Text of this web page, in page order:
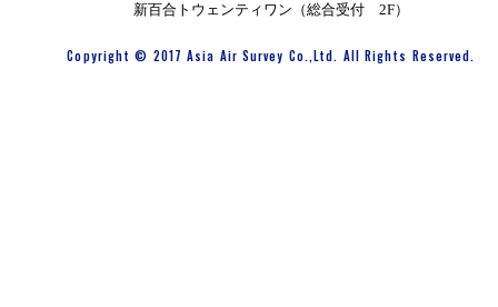
新百合トウェンティワン（総合受付 2F）
Copyright © 2017 Asia Air Survey Co.,Ltd. All Rights Reserved.